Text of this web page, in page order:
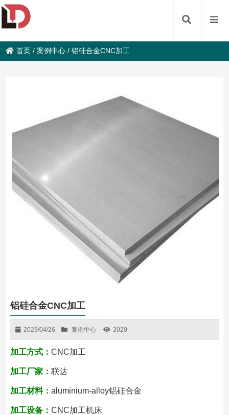
首页 /案例中心 /铝硅合金CNC加工
铝硅合金CNC加工
2023/04/26 案例中心 2020
加工方式： CNC加工
加工厂家： 联达
加工材料： aluminium-alloy铝硅合金
加工设备： CNC加工机床